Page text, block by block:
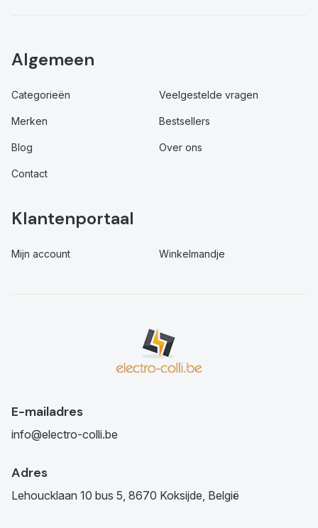
Algemeen
Categorieën Veelgestelde vragen
Merken Bestsellers
Blog Over ons
Contact
Klantenportaal
Mijn account Winkelmandje
E-mailadres
info@electro-colli.be
Adres
Lehoucklaan 10 bus 5, 8670 Koksijde, België